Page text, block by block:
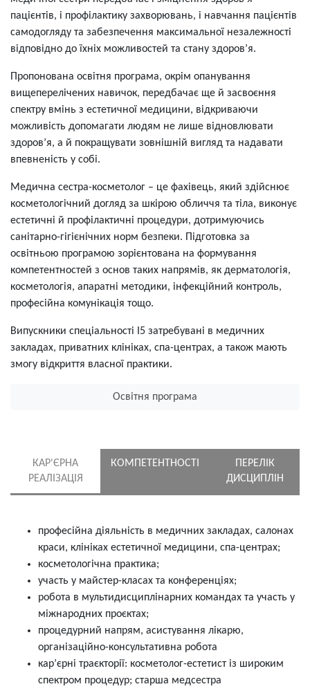
пацієнтів, і профілактику захворювань, і навчання пацієнтів
самодогляду та забезпечення максимальної незалежності
відповідно до їхніх можливостей та стану здоров’я.
Пропонована освітня програма, окрім опанування
вищеперелічених навичок, передбачає ще й засвоєння
спектру вмінь з естетичної медицини, відкриваючи
можливість допомагати людям не лише відновлювати
здоров’я, а й покращувати зовнішній вигляд та надавати
впевненість у собі.
Медична сестра-косметолог – це фахівець, який здійснює
косметологічний догляд за шкірою обличчя та тіла, виконує
естетичні й профілактичні процедури, дотримуючись
санітарно-гігієнічних норм безпеки. Підготовка за
освітньою програмою зорієнтована на формування
компетентностей з основ таких напрямів, як дерматологія,
косметологія, апаратні методики, інфекційний контроль,
професійна комунікація тощо.
Випускники спеціальності І5 затребувані в медичних
закладах, приватних клініках, спа-центрах, а також мають
змогу відкриття власної практики.
Освітня програма
КАР'ЄРНА
РЕАЛІЗАЦІЯ
КОМПЕТЕНТНОСТІ
ПЕРЕЛІК
ДИСЦИПЛІН
професійна діяльність в медичних закладах, салонах
краси, клініках естетичної медицини, спа-центрах;
косметологічна практика;
участь у майстер-класах та конференціях;
робота в мультидисциплінарних командах та участь у
міжнародних проєктах;
процедурний напрям, асистування лікарю,
організаційно-консультативна робота
кар’єрні траєкторії: косметолог-естетист із широким
спектром процедур; старша медсестра